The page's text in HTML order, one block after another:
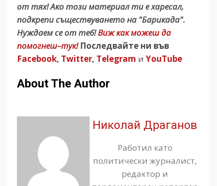
от тях! Ако този материал ти е харесал,
подкрепи съществуването на "Барикада".
Нуждаем се от теб!Виж как можеш да
помогнеш–тук! Последвайте ни във
Facebook, Twitter, Telegram и YouTube
About The Author
Николай Драганов
Работил като
политически журналист,
редактор и